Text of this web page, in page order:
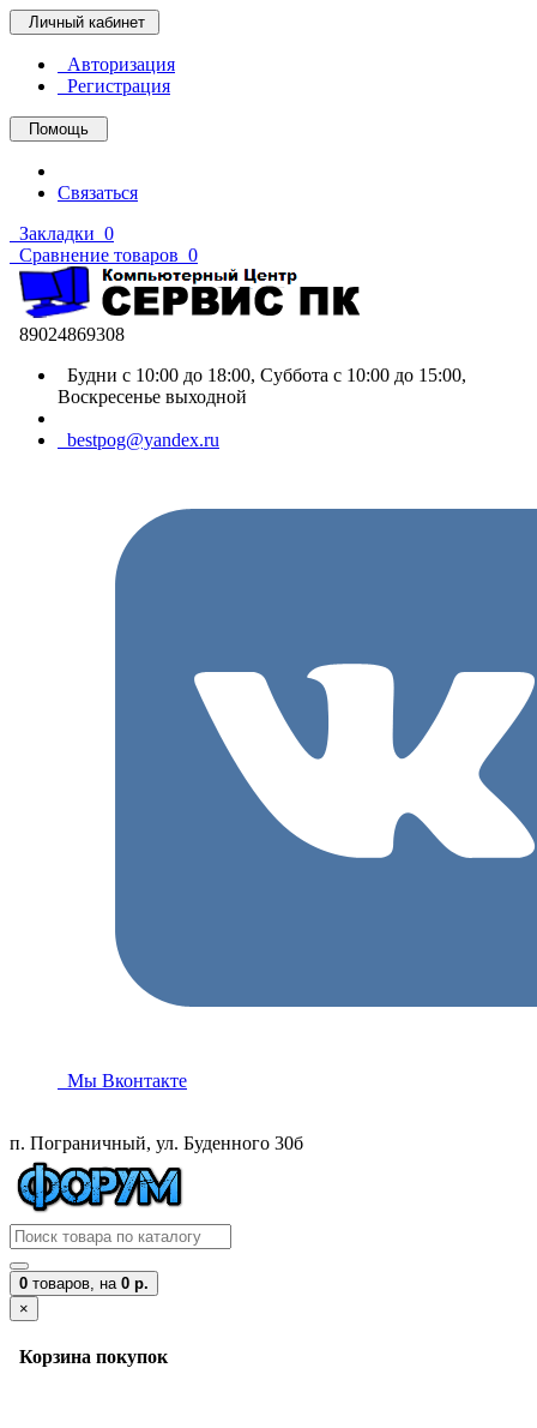
Личный кабинет
Авторизация
Регистрация
Помощь
Связаться
Закладки 0
Сравнение товаров 0
89024869308
Будни с 10:00 до 18:00, Суббота с 10:00 до 15:00,
Воскресенье выходной
bestpog@yandex.ru
Мы Вконтакте
п. Пограничный, ул. Буденного 30б
0 товаров, на 0 р.
×
Корзина покупок